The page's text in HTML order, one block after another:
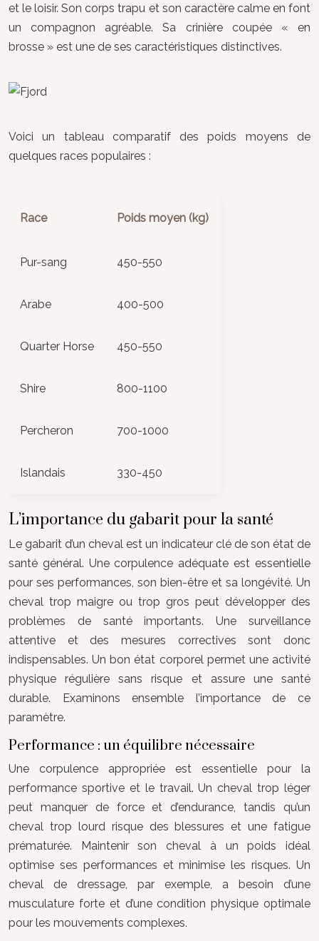
et le loisir. Son corps trapu et son caractère calme en font
un compagnon agréable. Sa crinière coupée « en
brosse » est une de ses caractéristiques distinctives.
Voici un tableau comparatif des poids moyens de
quelques races populaires :
Race Poids moyen (kg)
Pur-sang 450-550
Arabe 400-500
Quarter Horse 450-550
Shire 800-1100
Percheron 700-1000
Islandais 330-450
L’importance du gabarit pour la santé
Le gabarit d’un cheval est un indicateur clé de son état de
santé général. Une corpulence adéquate est essentielle
pour ses performances, son bien-être et sa longévité. Un
cheval trop maigre ou trop gros peut développer des
problèmes de santé importants. Une surveillance
attentive et des mesures correctives sont donc
indispensables. Un bon état corporel permet une activité
physique régulière sans risque et assure une santé
durable. Examinons ensemble l’importance de ce
paramètre.
Performance : un équilibre nécessaire
Une corpulence appropriée est essentielle pour la
performance sportive et le travail. Un cheval trop léger
peut manquer de force et d’endurance, tandis qu’un
cheval trop lourd risque des blessures et une fatigue
prématurée. Maintenir son cheval à un poids idéal
optimise ses performances et minimise les risques. Un
cheval de dressage, par exemple, a besoin d’une
musculature forte et d’une condition physique optimale
pour les mouvements complexes.